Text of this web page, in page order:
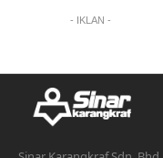
- IKLAN -